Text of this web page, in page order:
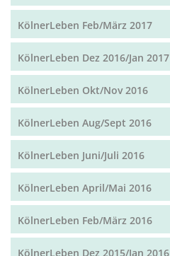
KölnerLeben Feb/März 2017
KölnerLeben Dez 2016/Jan 2017
KölnerLeben Okt/Nov 2016
KölnerLeben Aug/Sept 2016
KölnerLeben Juni/Juli 2016
KölnerLeben April/Mai 2016
KölnerLeben Feb/März 2016
KölnerLeben Dez 2015/Jan 2016